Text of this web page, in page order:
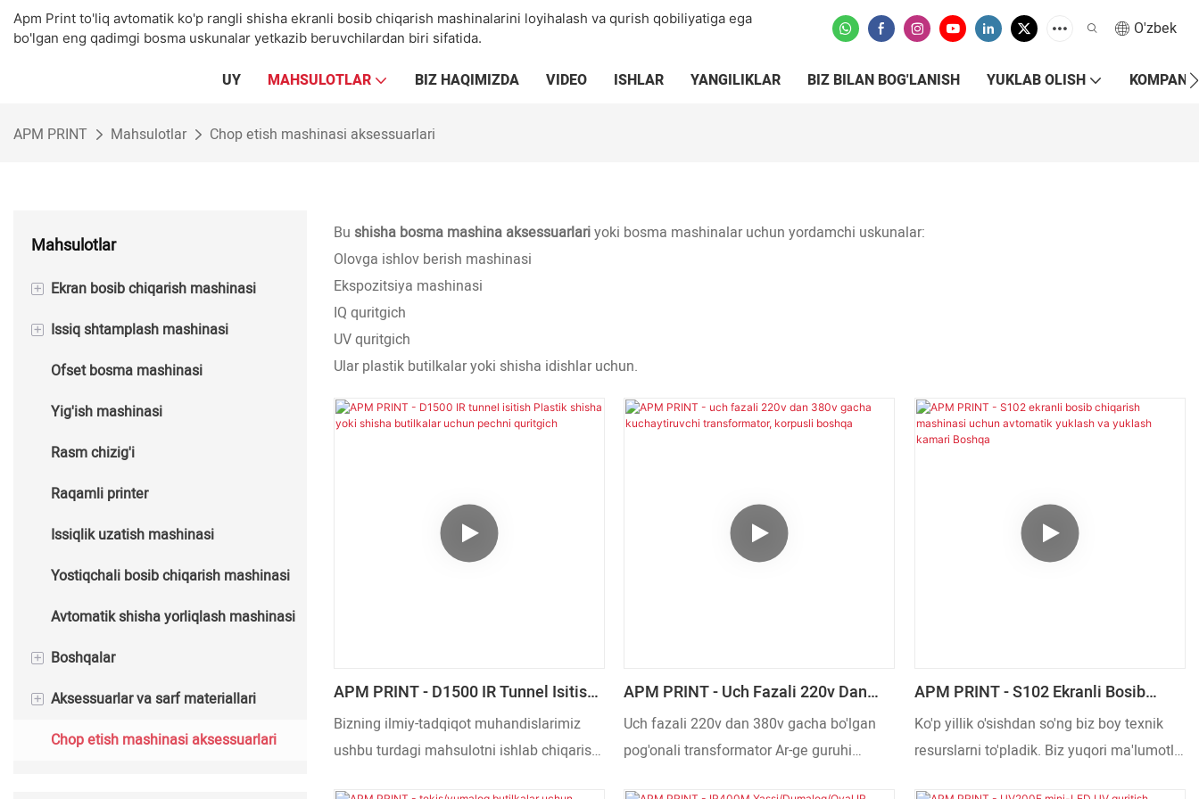
Apm Print to'liq avtomatik ko'p rangli shisha ekranli bosib chiqarish mashinalarini loyihalash va qurish qobiliyatiga ega
bo'lgan eng qadimgi bosma uskunalar yetkazib beruvchilardan biri sifatida.
O'zbek
UY MAHSULOTLAR BIZ HAQIMIZDA VIDEO ISHLAR YANGILIKLAR BIZ BILAN BOG'LANISH YUKLAB OLISH
APM PRINT Mahsulotlar Chop etish mashinasi aksessuarlari
Mahsulotlar
+ Ekran bosib chiqarish mashinasi
Yarim avtomatik ekranli bosib
mashinasi
+ Issiq shtamplash mashinasi
Yarim avtomatik issiq folga
Ofset bosma mashinasi
Yig'ish mashinasi
Rasm chizig'i
Raqamli printer
Issiqlik uzatish mashinasi
Yostiqchali bosib chiqarish mashinasi
Avtomatik shisha yorliqlash mashinasi
+ Boshqalar
Kubok yasash mashinasi
Qadoqlash mashinasi
+ Aksessuarlar va sarf materiallari
Chop etish mashinasining sarf
Chop etish mashinasi aksessuarlari
Bu shisha bosma mashina aksessuarlariyoki bosma mashinalar uchun yordamchi uskunalar:
Olovga ishlov berish mashinasi
Ekspozitsiya mashinasi
IQ quritgich
UV quritgich
Ular plastik butilkalar yoki shisha idishlar uchun.
APM PRINT - D1500 IR Tunnel Isitish
Plastik Shisha Yoki Shisha Butilkalar
Uchun Pechni Quritgich
Bizning ilmiy-tadqiqot muhandislarimiz
ushbu turdagi mahsulotni ishlab chiqarish
APM PRINT - Uch Fazali 220v Dan
380v Gacha Kuchaytiruvchi
Transformator, Korpusli Boshqa
Uch fazali 220v dan 380v gacha bo'lgan
pog'onali transformator Ar-ge guruhi
APM PRINT - S102 Ekranli Bosib
Chiqarish Mashinasi Uchun
Avtomatik Yuklash Va Yuklash
Kamari Boshqa
Ko'p yillik o'sishdan so'ng biz boy texnik
resurslarni to'pladik. Biz yuqori ma'lumotli